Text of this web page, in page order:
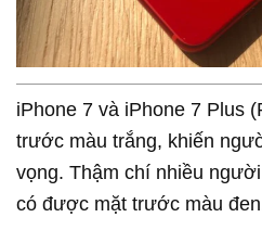
iPhone 7 và iPhone 7 Plus
trước màu trắng, khiến
vọng. Thậm chí nhiều
có được mặt trước màu